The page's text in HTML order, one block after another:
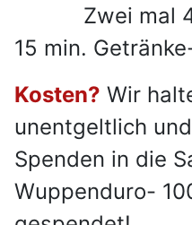
Zwei mal 45
15 min.
Kosten? Wir
unentgeltlich
Spenden in die
Wuppenduro-